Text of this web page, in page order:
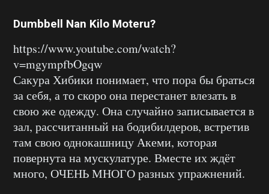
Dumbbell Nan Kilo Moteru?
https://www.youtube.com/watch?
v=mgympfbOgqw
Сакура Хибики понимает, что пора бы браться
за себя, а то скоро она перестанет влезать в
свою же одежду. Она случайно записывается в
зал, рассчитанный на бодибилдеров, встретив
там свою однокашницу Акеми, которая
повернута на мускулатуре. Вместе их ждёт
много, ОЧЕНЬ МНОГО разных упражнений.